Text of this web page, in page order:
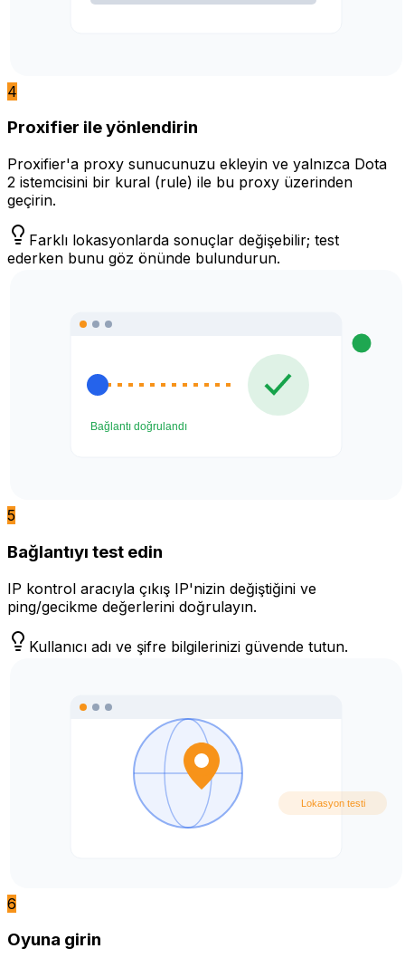
4
Proxifier ile yönlendirin
Proxifier'a proxy sunucunuzu ekleyin ve yalnızca Dota
2 istemcisini bir kural (rule) ile bu proxy üzerinden
geçirin.
Farklı lokasyonlarda sonuçlar değişebilir; test
ederken bunu göz önünde bulundurun.
5
Bağlantıyı test edin
IP kontrol aracıyla çıkış IP'nizin değiştiğini ve
ping/gecikme değerlerini doğrulayın.
Kullanıcı adı ve şifre bilgilerinizi güvende tutun.
6
Oyuna girin